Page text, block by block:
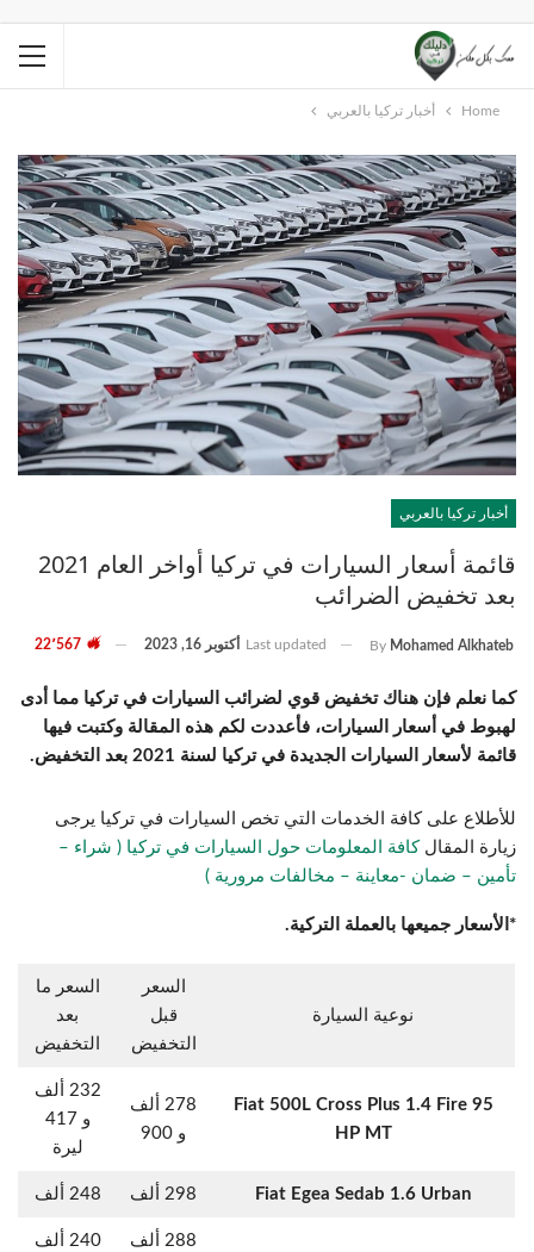
Home أخبار تركيا بالعربي
أخبار تركيا بالعربي
قائمة أسعار السيارات في تركيا أواخر العام 2021
بعد تخفيض الضرائب
By Mohamed Alkhateb
Last updated أكتوبر 16, 2023
كما نعلم فإن هناك تخفيض قوي لضرائب السيارات في تركيا مما أدى
لهبوط في أسعار السيارات، فأعددت لكم هذه المقالة وكتبت فيها
قائمة لأسعار السيارات الجديدة في تركيا لسنة 2021 بعد التخفيض.
للأطلاع على كافة الخدمات التي تخص السيارات في تركيا يرجى
زيارة المقالكافة المعلومات حول السيارات في تركيا ( شراء –
تأمين – ضمان -معاينة – مخالفات مرورية )
*الأسعار جميعها بالعملة التركية.
نوعية السيارة
السعر
قبل
التخفيض
السعر ما
بعد
التخفيض
Fiat 500L Cross Plus 1.4 Fire 95
HP MT
278 ألف
و 900
232 ألف
و 417
ليرة
Fiat Egea Sedab 1.6 Urban 298 ألف 248 ألف
288 ألف
240 ألف